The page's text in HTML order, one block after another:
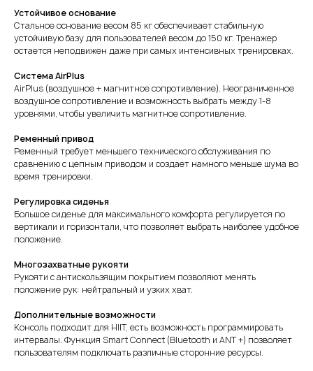
Устойчивое основание
Стальное основание весом 85 кг обеспечивает стабильную
устойчивую базу для пользователей весом до 150 кг. Тренажер
остается неподвижен даже при самых интенсивных тренировках.
Система AirPlus
AirPlus (воздушное + магнитное сопротивление). Неограниченное
воздушное сопротивление и возможность выбрать между 1-8
уровнями, чтобы увеличить магнитное сопротивление.
Ременный привод
Ременный требует меньшего технического обслуживания по
сравнению с цепным приводом и создает намного меньше шума во
время тренировки.
Регулировка сиденья
Большое сиденье для максимального комфорта регулируется по
вертикали и горизонтали, что позволяет выбрать наиболее удобное
положение.
Многозахватные рукояти
Рукояти с антискользящим покрытием позволяют менять
положение рук: нейтральный и узких хват.
Дополнительные возможности
Консоль подходит для HIIT, есть возможность программировать
интервалы. Функция Smart Connect (Bluetooth и ANT +) позволяет
пользователям подключать различные сторонние ресурсы.